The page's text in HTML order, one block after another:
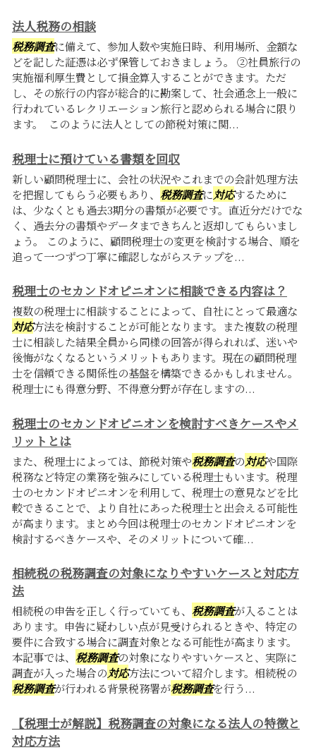
法人税務の相談
税務調査に備えて、参加人数や実施日時、利用場所、金額な
どを記した証憑は必ず保管しておきましょう。 ②社員旅行の
実施福利厚生費として損金算入することができます。ただ
し、その旅行の内容が総合的に勘案して、社会通念上一般に
行われているレクリエーション旅行と認められる場合に限り
ます。 このように法人としての節税対策に関...
税理士に預けている書類を回収
新しい顧問税理士に、会社の状況やこれまでの会計処理方法
を把握してもらう必要もあり、 税務調査に対応するために
は、少なくとも過去3期分の書類が必要です。直近分だけでな
く、過去分の書類やデータまできちんと返却してもらいまし
ょう。 このように、顧問税理士の変更を検討する場合、順を
追って一つずつ丁寧に確認しながらステップを...
税理士のセカンドオピニオンに相談できる内容は？
複数の税理士に相談することによって、自社にとって最適な
対応方法を検討することが可能となります。また複数の税理
士に相談した結果全員から同様の回答が得られれば、迷いや
後悔がなくなるというメリットもあります。現在の顧問税理
士を信頼できる関係性の基盤を構築できるかもしれません。
税理士にも得意分野、不得意分野が存在しますの...
税理士のセカンドオピニオンを検討すべきケースやメ
リットとは
また、税理士によっては、節税対策や税務調査の対応や国際
税務など特定の業務を強みにしている税理士もいます。税理
士のセカンドオピニオンを利用して、税理士の意見などを比
較できることで、より自社にあった税理士と出会える可能性
が高まります。まとめ今回は税理士のセカンドオピニオンを
検討するべきケースや、そのメリットについて確...
相続税の税務調査の対象になりやすいケースと対応方
法
相続税の申告を正しく行っていても、 税務調査が入ることは
あります。申告に疑わしい点が見受けられるときや、特定の
要件に合致する場合に調査対象となる可能性が高まります。
本記事では、 税務調査の対象になりやすいケースと、実際に
調査が入った場合の対応方法について紹介します。相続税の
税務調査が行われる背景税務署が税務調査を行う...
【税理士が解説】税務調査の対象になる法人の特徴と
対応方法